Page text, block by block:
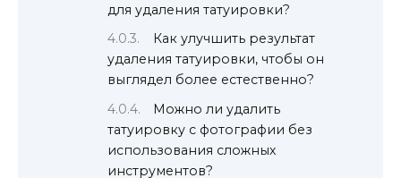
для удаления татуировки?
Как улучшить результат
удаления татуировки, чтобы он
выглядел более естественно?
Можно ли удалить
татуировку с фотографии без
использования сложных
инструментов?